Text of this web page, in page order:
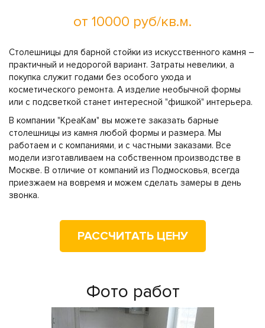
от 10000 руб/кв.м.
Столешницы для барной стойки из искусственного камня –
практичный и недорогой вариант. Затраты невелики, а
покупка служит годами без особого ухода и
косметического ремонта. А изделие необычной формы
или с подсветкой станет интересной "фишкой" интерьера.
В компании "КреаКам" вы можете заказать барные
столешницы из камня любой формы и размера. Мы
работаем и с компаниями, и с частными заказами. Все
модели изготавливаем на собственном производстве в
Москве. В отличие от компаний из Подмосковья, всегда
приезжаем на вовремя и можем сделать замеры в день
звонка.
РАССЧИТАТЬ ЦЕНУ
Фото работ